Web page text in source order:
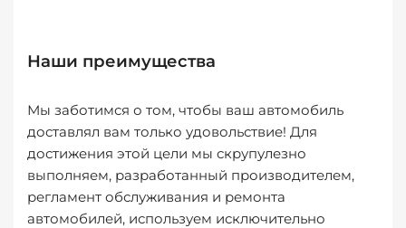
Наши преимущества
Мы заботимся о том, чтобы ваш автомобиль
доставлял вам только удовольствие! Для
достижения этой цели мы скрупулезно
выполняем, разработанный производителем,
регламент обслуживания и ремонта
автомобилей, используем исключительно